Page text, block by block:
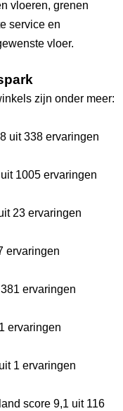
vloeren, grenen
service en
vloer.
zijn onder meer:
uit 338 ervaringen
uit 1005 ervaringen
23 ervaringen
ervaringen
ervaringen
ervaringen
uit 1 ervaringen
score 9,1 uit 116